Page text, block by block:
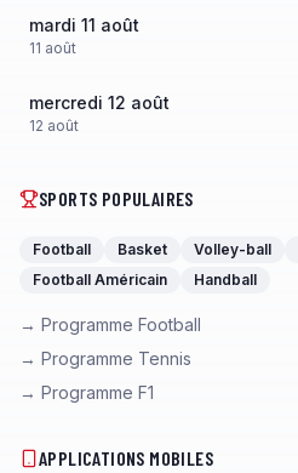
mardi 11 août
11 août
mercredi 12 août
12 août
SPORTS POPULAIRES
Football Basket Volley-ball
Football Américain
Handball
→ Programme Football
→ Programme Tennis
→ Programme F1
APPLICATIONS MOBILES